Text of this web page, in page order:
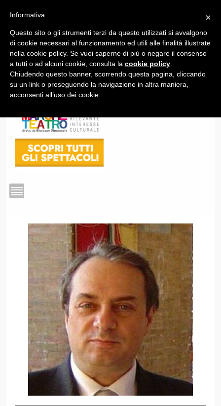
1
×
Informativa
Questo sito o gli strumenti terzi da questo utilizzati si avvalgono
di cookie necessari al funzionamento ed utili alle finalità illustrate
nella cookie policy. Se vuoi saperne di più o negare il consenso
a tutti o ad alcuni cookie, consulta la cookie policy
Chiudendo questo banner, scorrendo questa pagina, cliccando
su un link o proseguendo la navigazione in altra maniera,
acconsenti all’uso dei cookie.